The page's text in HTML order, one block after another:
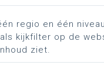
regio en één
kijkfilter op de
ziet.